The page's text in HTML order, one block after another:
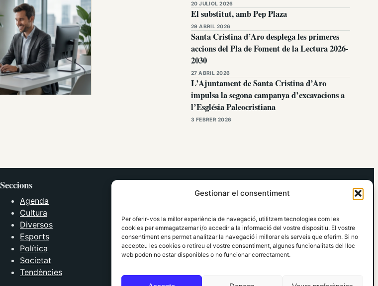
Gestionar el consentiment
Per oferir-vos la millor experiència de navegació, utilitzem tecnologies com les
cookies per emmagatzemar i/o accedir a la informació del vostre dispositiu. El vostre
consentiment ens permet analitzar la navegació i millorar els serveis que oferim. Si no
accepteu les cookies o retireu el vostre consentiment, algunes funcionalitats del lloc
web poden no estar disponibles o no funcionar correctament.
20 JULIOL 2026
El substitut, amb Pep Plaza
29 ABRIL 2026
Santa Cristina d’Aro desplega les primeres
accions del Pla de Foment de la Lectura 2026-
2030
27 ABRIL 2026
L’Ajuntament de Santa Cristina d’Aro
impulsa la segona campanya d’excavacions a
l’Església Paleocristiana
3 FEBRER 2026
Seccions
Agenda
Cultura
Diversos
Esports
Política
Societat
Tendències
elRidaura.com
Política de Cookies
Política Editorial